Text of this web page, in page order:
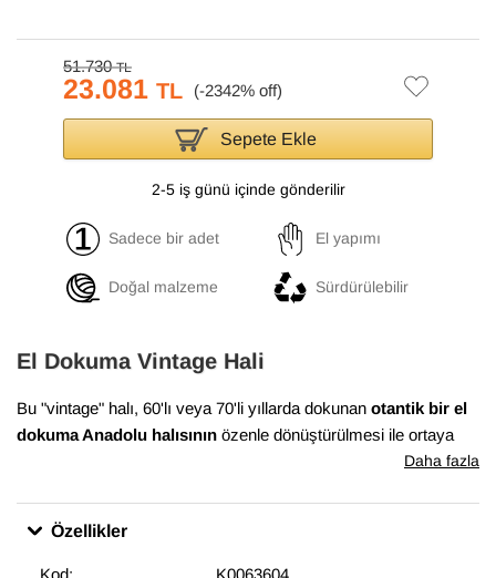
51.730TL
23.081 TL
Sepete Ekle
2-5 iş günü içinde gönderilir
Sadece bir adet El yapımı
Doğal malzeme Sürdürülebilir
El Dokuma Vintage Hali
Bu "vintage" halı, 60'lı veya 70'li yıllarda dokunan otantik bir el
dokuma Anadolu halısının özenle dönüştürülmesi ile ortaya
çıkmıştır. Bu dönüşüm süreci, Anadolu'nun birçok yöresinde
düşürmek için el makineleri ile traşlanan halıların gerekli
bakımları yapılarak satışa sunulur. Bu muhteşem dönüşüm,
Daha fazla
Özellikler